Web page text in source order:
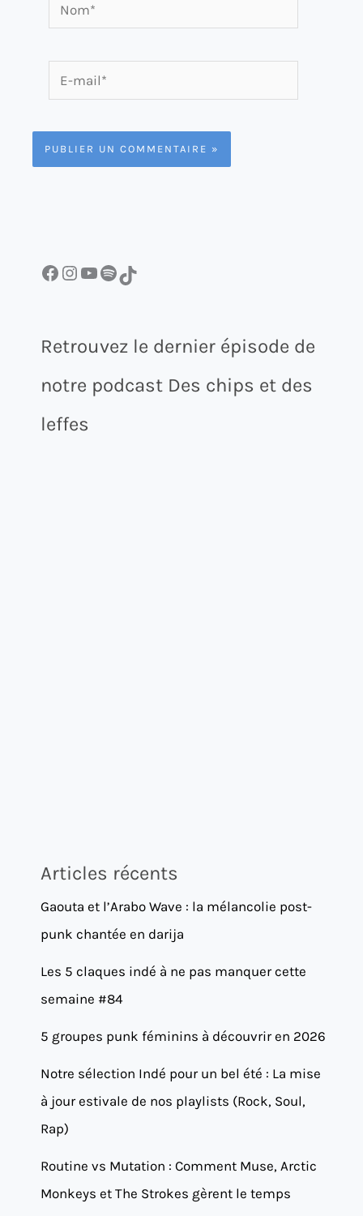
mail*
Facebook InstagramYouTube Spotify TikTok
Retrouvez le dernier épisode de
notre podcast Des chips et des
leffes
Articles récents
Gaouta et l’Arabo Wave : la mélancolie post-
punk chantée en darija
Les 5 claques indé à ne pas manquer cette
semaine #84
5 groupes punk féminins à découvrir en 2026
Notre sélection Indé pour un bel été : La mise
à jour estivale de nos playlists (Rock, Soul,
Rap)
Routine vs Mutation : Comment Muse, Arctic
Monkeys et The Strokes gèrent le temps